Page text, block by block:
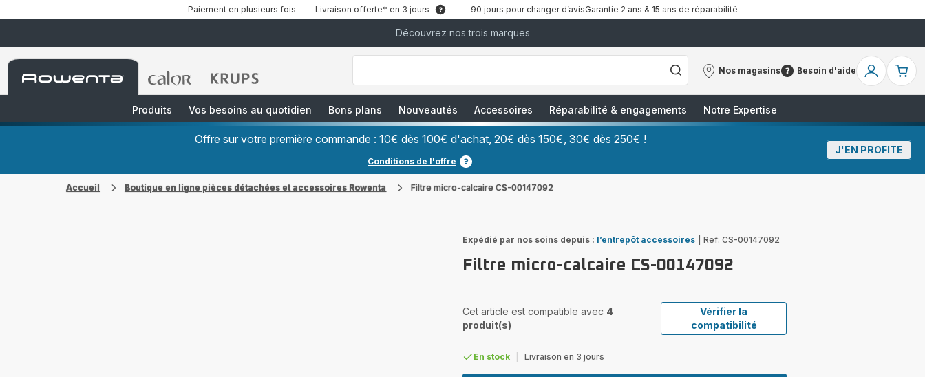
Paiement en plusieurs fois Livraison offerte* en 3 jours 90 jours pour changer d’avisGarantie 2 ans & 15 ans de réparabilité
Découvrez nos trois marques
Accueil
Rowenta
Accueil
Accueil
["Que
recherchez-
Café
Grains","Centrales
Vapeurs","Sèche
Nos magasins
Nos
Besoin d'aide
Besoin
Mon
Produits
Vos besoins au quotidien Bons plans Nouveautés Accessoires Réparabilité & engagements Notre Expertise
Offre sur votre première commande : 10€ dès 100€ d'achat, 20€ dès 150€, 30€ dès 250€ !
Conditions de l'offre
J'EN PROFITE
Accueil Boutique en ligne pièces détachées et accessoires Rowenta Filtre micro-calcaire CS-00147092
Expédié par nos soins depuis : l’entrepôt accessoires Ref: CS-00147092
Filtre micro-calcaire CS-00147092
Cet article est compatible avec 4
produit(s)
Vérifier la
compatibilité
En stock Livraison en 3 jours